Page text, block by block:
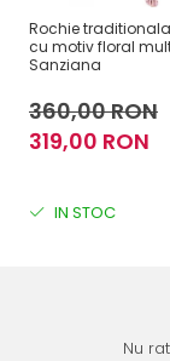
Rochie
cu motiv floral
Sanziana
360,00 RON
319,00 RON
IN STOC
Nu